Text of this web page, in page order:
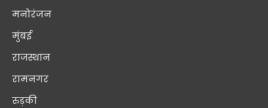
मनोरंजन
मुंबई
राजस्थान
रामनगर
रुड़की